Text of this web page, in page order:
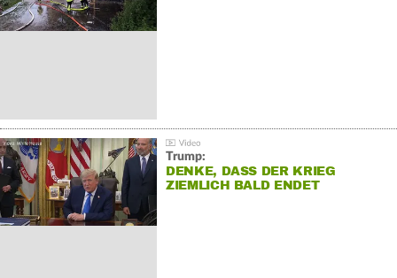
Trump:
DENKE, DASS DER KRIEG
ZIEMLICH BALD ENDET